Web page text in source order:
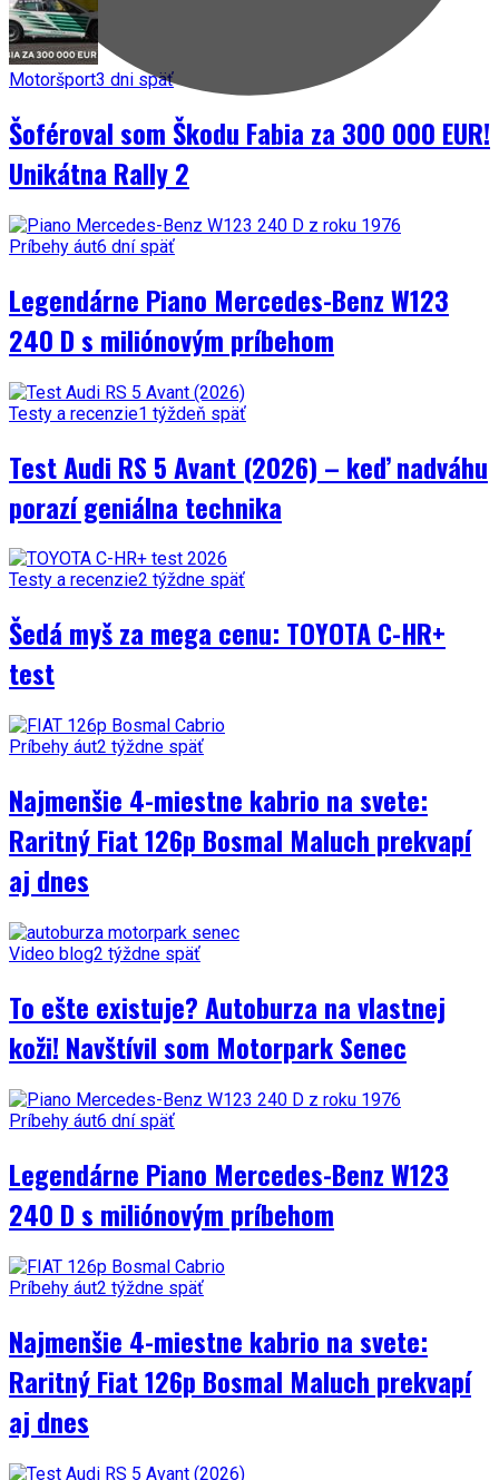
Motoršport3 dni späť
Šoféroval som Škodu Fabia za 300 000 EUR!
Unikátna Rally 2
Príbehy áut6 dní späť
Legendárne Piano Mercedes-Benz W123
240 D s miliónovým príbehom
Testy a recenzie1 týždeň späť
Test Audi RS 5 Avant (2026) – keď nadváhu
porazí geniálna technika
Testy a recenzie2 týždne späť
Šedá myš za mega cenu: TOYOTA C-HR+
test
Príbehy áut2 týždne späť
Najmenšie 4-miestne kabrio na svete:
Raritný Fiat 126p Bosmal Maluch prekvapí
aj dnes
Video blog2 týždne späť
To ešte existuje? Autoburza na vlastnej
koži! Navštívil som Motorpark Senec
Príbehy áut6 dní späť
Legendárne Piano Mercedes-Benz W123
240 D s miliónovým príbehom
Príbehy áut2 týždne späť
Najmenšie 4-miestne kabrio na svete:
Raritný Fiat 126p Bosmal Maluch prekvapí
aj dnes